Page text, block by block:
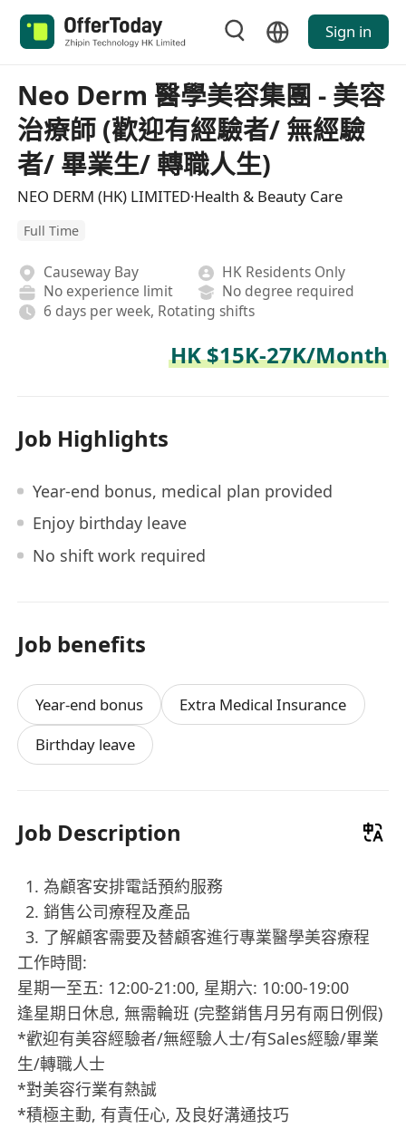
Sign in
Neo Derm 醫學美容集團 - 美容
治療師 (歡迎有經驗者/ 無經驗
者/ 畢業生/ 轉職人生)
NEO DERM (HK) LIMITED·Health & Beauty Care
Full Time
Causeway Bay
HK Residents Only
No experience limit
No degree required
6 days per week, Rotating shifts
HK $15K-27K/Month
Job Highlights
Year-end bonus, medical plan provided
Enjoy birthday leave
No shift work required
Job benefits
Year-end bonus
Extra Medical Insurance
Birthday leave
Job Description
為顧客安排電話預約服務
銷售公司療程及產品
了解顧客需要及替顧客進行專業醫學美容療程
工作時間:
星期一至五: 12:00-21:00, 星期六: 10:00-19:00
逢星期日休息, 無需輪班 (完整銷售月另有兩日例假)
*歡迎有美容經驗者/無經驗人士/有Sales經驗/畢業
生/轉職人士
*對美容行業有熱誠
*積極主動, 有責任心, 及良好溝通技巧